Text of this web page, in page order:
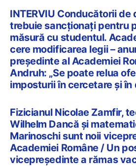
INTERVIU Conducătorii
trebuie sancționați pentru
măsură cu studentul.
cere modificarea legii –
președinte al Academiei
Andruh: „Se poate relua
imposturii în cercetare și în
Fizicianul Nicolae Zamfir,
Wilhelm Dancă și
Marinoschi sunt noii
Academiei Române / Un
vicepreședinte a rămas